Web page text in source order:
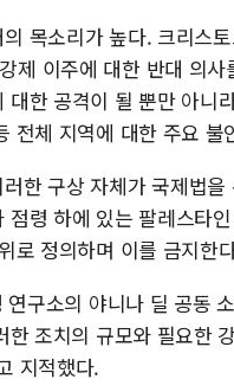
목소리가 높다. 크리스
제 이주에 대한 반대 의
대한 공격이 될 뿐만 아
전체 지역에 대한 주요
한 구상 자체가 국제법
령 하에 있는 팔레스타
로 정의하며 이를 금지한
구소의 야니나 딜 공동
조치의 규모와 필요한
지적했다.